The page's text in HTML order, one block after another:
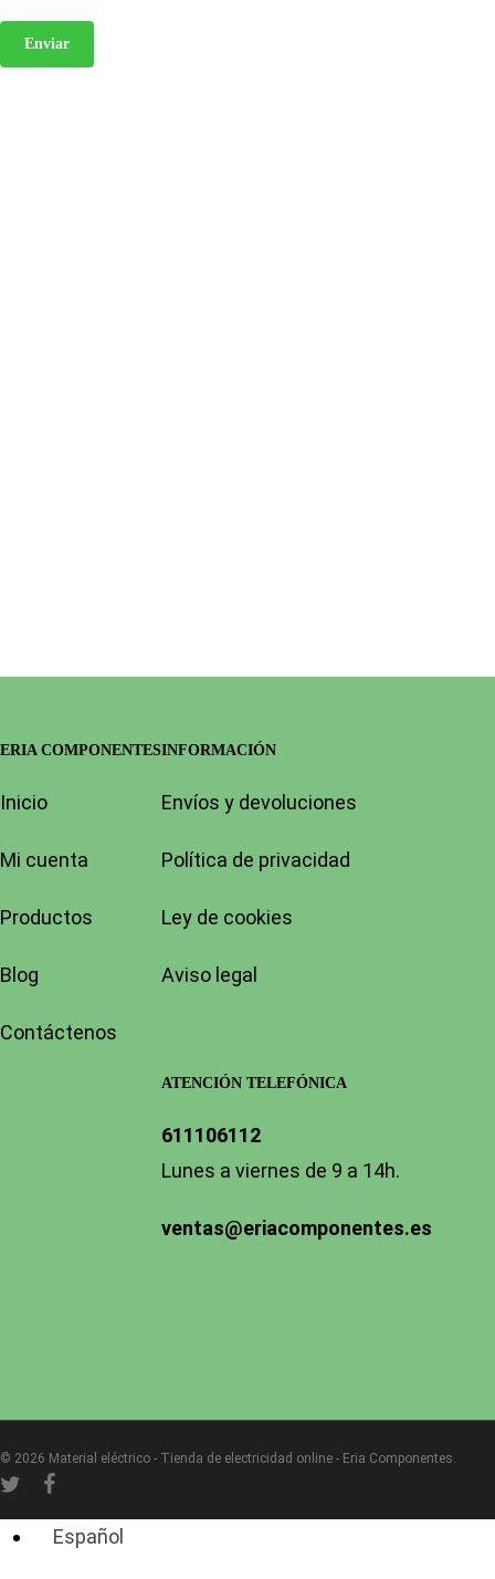
ERIA COMPONENTES
Inicio
Mi cuenta
Productos
Blog
Contáctenos
INFORMACIÓN
Envíos y devoluciones
Política de privacidad
Ley de cookies
Aviso legal
ATENCIÓN TELEFÓNICA
611106112
Lunes a viernes de 9 a 14h.
ventas@eriacomponentes.es
© 2026 Material eléctrico - Tienda de electricidad online - Eria Componentes.
twitter
facebook
Español